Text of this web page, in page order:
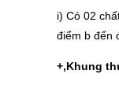
i) Có 02
điểm b đến
+,Khung